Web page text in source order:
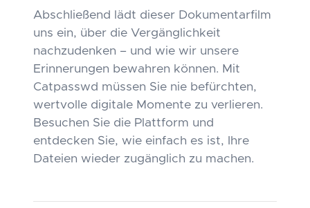
Abschließend lädt dieser Dokumentarfilm
uns ein, über die Vergänglichkeit
nachzudenken – und wie wir unsere
Erinnerungen bewahren können. Mit
Catpasswd müssen Sie nie befürchten,
wertvolle digitale Momente zu verlieren.
Besuchen Sie die Plattform und
entdecken Sie, wie einfach es ist, Ihre
Dateien wieder zugänglich zu machen.